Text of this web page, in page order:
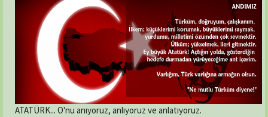
ATATÜRK... O'nu anıyoruz, anlıyoruz ve anlatıyoruz.